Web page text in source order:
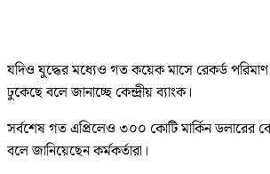
যদিও যুদ্ধের মধ্যেও গত কয়েক মাসে রেকর্ড
ঢুকেছে বলে জানাচ্ছে কেন্দ্রীয় ব্যাংক।
সর্বশেষ গত এপ্রিলেও ৩০০ কোটি মার্কিন ডলারের
বলে জানিয়েছেন কর্মকর্তারা।